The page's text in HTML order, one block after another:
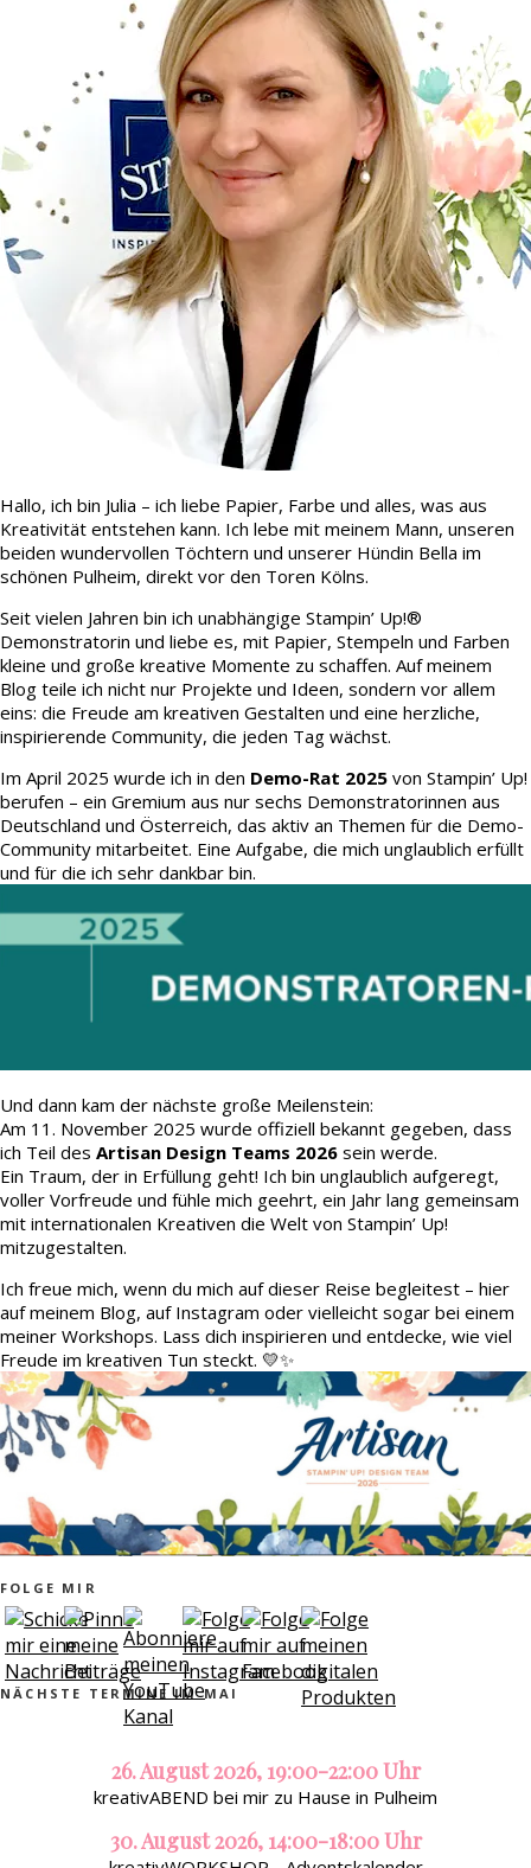
Hallo, ich bin Julia – ich liebe Papier, Farbe und alles, was aus
Kreativität entstehen kann. Ich lebe mit meinem Mann, unseren
beiden wundervollen Töchtern und unserer Hündin Bella im
schönen Pulheim, direkt vor den Toren Kölns.
Seit vielen Jahren bin ich unabhängige Stampin’ Up!®
Demonstratorin und liebe es, mit Papier, Stempeln und Farben
kleine und große kreative Momente zu schaffen. Auf meinem
Blog teile ich nicht nur Projekte und Ideen, sondern vor allem
eins: die Freude am kreativen Gestalten und eine herzliche,
inspirierende Community, die jeden Tag wächst.
Im April 2025 wurde ich in den Demo-Rat 2025 von Stampin’ Up!
berufen – ein Gremium aus nur sechs Demonstratorinnen aus
Deutschland und Österreich, das aktiv an Themen für die Demo-
Community mitarbeitet. Eine Aufgabe, die mich unglaublich erfüllt
und für die ich sehr dankbar bin.
Und dann kam der nächste große Meilenstein:
Am 11. November 2025 wurde offiziell bekannt gegeben, dass
ich Teil des Artisan Design Teams 2026 sein werde.
Ein Traum, der in Erfüllung geht! Ich bin unglaublich aufgeregt,
voller Vorfreude und fühle mich geehrt, ein Jahr lang gemeinsam
mit internationalen Kreativen die Welt von Stampin’ Up!
mitzugestalten.
Ich freue mich, wenn du mich auf dieser Reise begleitest – hier
auf meinem Blog, auf Instagram oder vielleicht sogar bei einem
meiner Workshops. Lass dich inspirieren und entdecke, wie viel
Freude im kreativen Tun steckt. 💛✨
FOLGE MIR
NÄCHSTE TERMINE IM MAI
26. August 2026, 19:00-22:00 Uhr
kreativABEND bei mir zu Hause in Pulheim
30. August 2026, 14:00-18:00 Uhr